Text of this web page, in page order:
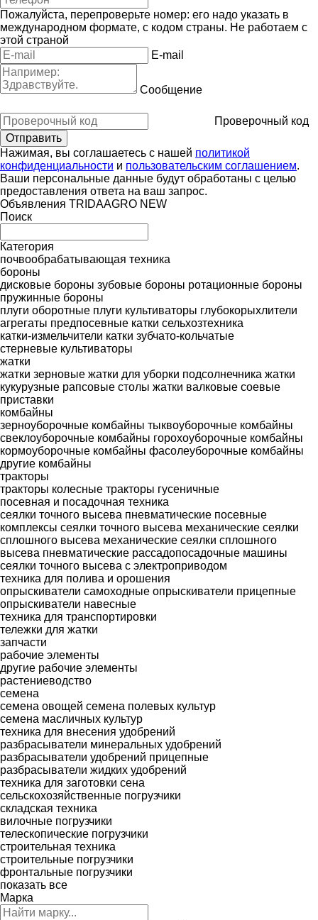
Пожалуйста, перепроверьте номер: его надо указать в
международном формате, с кодом страны. Не работаем с
этой страной
E-mail
Сообщение
Проверочный код
Нажимая, вы соглашаетесь с нашей политикой
конфиденциальности и пользовательским соглашением.
Ваши персональные данные будут обработаны с целью
предоставления ответа на ваш запрос.
Объявления TRIDAAGRO NEW
Поиск
Категория
почвообрабатывающая техника
бороны
дисковые бороны зубовые бороны ротационные бороны
пружинные бороны
плуги оборотные плуги культиваторы глубокорыхлители
агрегаты предпосевные катки сельхозтехника
катки-измельчители катки зубчато-кольчатые
стерневые культиваторы
жатки
жатки зерновые жатки для уборки подсолнечника жатки
кукурузные рапсовые столы жатки валковые соевые
приставки
комбайны
зерноуборочные комбайны тыквоуборочные комбайны
свеклоуборочные комбайны горохоуборочные комбайны
кормоуборочные комбайны фасолеуборочные комбайны
другие комбайны
тракторы
тракторы колесные тракторы гусеничные
посевная и посадочная техника
сеялки точного высева пневматические посевные
комплексы сеялки точного высева механические сеялки
сплошного высева механические сеялки сплошного
высева пневматические рассадопосадочные машины
сеялки точного высева с электроприводом
техника для полива и орошения
опрыскиватели самоходные опрыскиватели прицепные
опрыскиватели навесные
техника для транспортировки
тележки для жатки
запчасти
рабочие элементы
другие рабочие элементы
растениеводство
семена
семена овощей семена полевых культур
семена масличных культур
техника для внесения удобрений
разбрасыватели минеральных удобрений
разбрасыватели удобрений прицепные
разбрасыватели жидких удобрений
техника для заготовки сена
сельскохозяйственные погрузчики
складская техника
вилочные погрузчики
телескопические погрузчики
строительная техника
строительные погрузчики
фронтальные погрузчики
показать все
Марка